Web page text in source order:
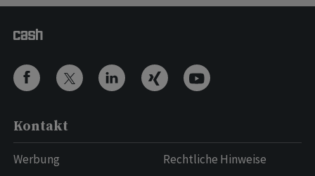
Kontakt
Werbung
Rechtliche Hinweise